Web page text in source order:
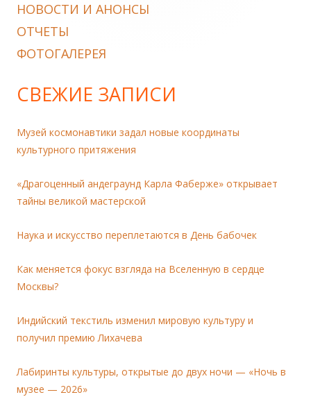
НОВОСТИ И АНОНСЫ
ОТЧЕТЫ
ФОТОГАЛЕРЕЯ
СВЕЖИЕ ЗАПИСИ
Музей космонавтики задал новые координаты
культурного притяжения
«Драгоценный андеграунд Карла Фаберже» открывает
тайны великой мастерской
Наука и искусство переплетаются в День бабочек
Как меняется фокус взгляда на Вселенную в сердце
Москвы?
Индийский текстиль изменил мировую культуру и
получил премию Лихачева
Лабиринты культуры, открытые до двух ночи — «Ночь в
музее — 2026»